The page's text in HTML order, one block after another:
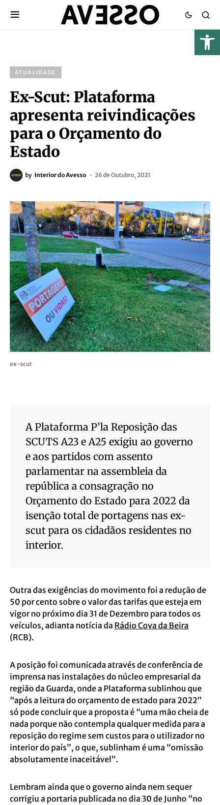
ATUALIDADE
Ex-Scut: Plataforma
apresenta reivindicações
para o Orçamento do
Estado
by Interior do Avesso 26 de Outubro, 2021
ex-scut
A Plataforma P’la Reposição das
SCUTS A23 e A25 exigiu ao governo
e aos partidos com assento
parlamentar na assembleia da
república a consagração no
Orçamento do Estado para 2022 da
isenção total de portagens nas ex-
scut para os cidadãos residentes no
interior.
Outra das exigências do movimento foi a redução de
50 por cento sobre o valor das tarifas que esteja em
vigor no próximo dia 31 de Dezembro para todos os
veículos, adianta notícia da Rádio Cova da Beira
(RCB).
A posição foi comunicada através de conferência de
imprensa nas instalações do núcleo empresarial da
região da Guarda, onde a Plataforma sublinhou que
“após a leitura do orçamento de estado para 2022”
só pode concluir que a proposta é “uma mão cheia de
nada porque não contempla qualquer medida para a
reposição do regime sem custos para o utilizador no
interior do país”, o que, sublinham é uma “omissão
absolutamente inaceitável”.
Lembram ainda que o governo ainda nem sequer
corrigiu a portaria publicada no dia 30 de Junho “no